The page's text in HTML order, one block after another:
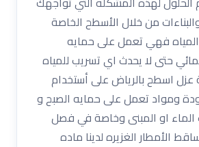
من خلال الأسطح الخاصة
فهي تعمل على حمايه
حتى لا يحدث اي تسريب للمياه
اسطح بالرياض على أستخدام
ومواد تعمل على حمايه الصبح و
الماء او المبنى وخاصة في فصل
الأمطار الغزيره لدينا ماده